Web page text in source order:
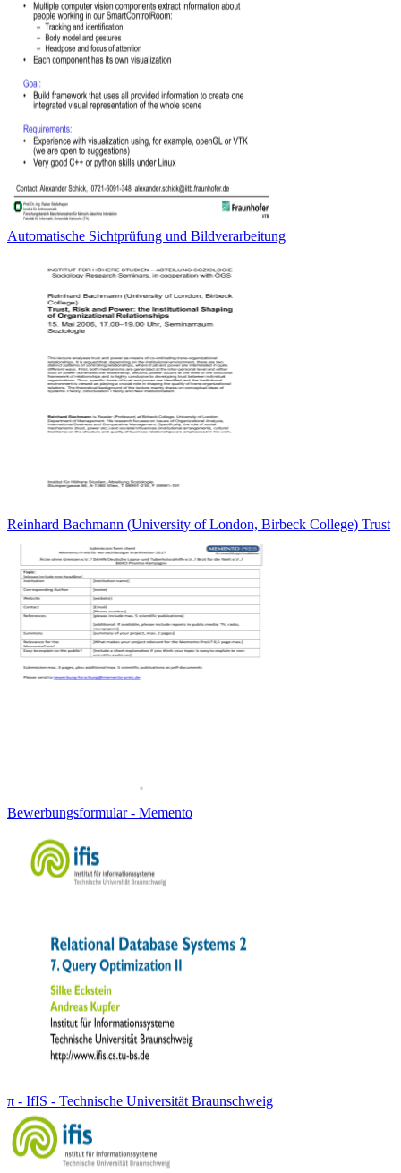
Automatische Sichtprüfung und Bildverarbeitung
Reinhard Bachmann (University of London, Birbeck College) Trust
Bewerbungsformular - Memento
π - IfIS - Technische Universität Braunschweig